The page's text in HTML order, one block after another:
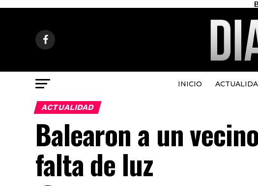
INICIO
ACTUALIDAD
Balearon a un
falta de luz